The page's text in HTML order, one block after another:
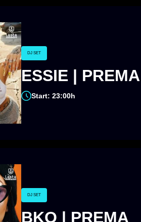
DJ SET
ESSIE | PREMA
Start: 23:00h
DJ SET
BKO | PREMA